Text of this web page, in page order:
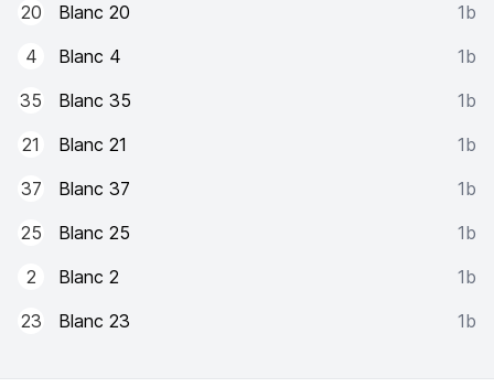
20
Blanc 20
1b
4
Blanc 4
1b
35
Blanc 35
1b
21
Blanc 21
1b
37
Blanc 37
1b
25
Blanc 25
1b
2
Blanc 2
1b
23
Blanc 23 1b